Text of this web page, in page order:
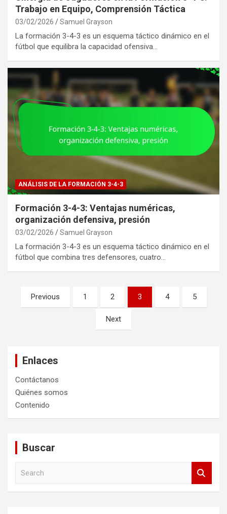
Trabajo en Equipo, Comprensión Táctica
03/02/2026 Samuel Grayson
La formación 3-4-3 es un esquema táctico dinámico en el
fútbol que equilibra la capacidad ofensiva…
ANÁLISIS DE LA FORMACIÓN 3-4-3
Formación 3-4-3: Ventajas numéricas,
organización defensiva, presión
03/02/2026 Samuel Grayson
La formación 3-4-3 es un esquema táctico dinámico en el
fútbol que combina tres defensores, cuatro…
Posts
pagination
Previous 1 2 3 4 5
Next
Enlaces
Contáctanos
Quiénes somos
Contenido
Buscar